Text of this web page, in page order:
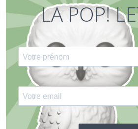
LA POP!